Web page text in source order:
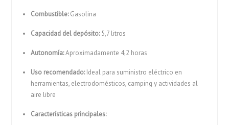
Combustible:Gasolina
Capacidad del depósito:5,7 litros
Autonomía:Aproximadamente 4,2 horas
Uso recomendado:Ideal para suministro eléctrico en
herramientas, electrodomésticos, camping y actividades al
aire libre
Características principales: